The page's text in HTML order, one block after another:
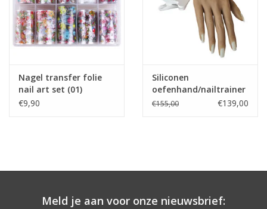
Nagel transfer folie
nail art set (01)
Christmas
€9,90
Siliconen
oefenhand/nailtrainer
#2 incl.120 tips en
€155,00 €139,00
Meld je aan voor onze nieuwsbrief: